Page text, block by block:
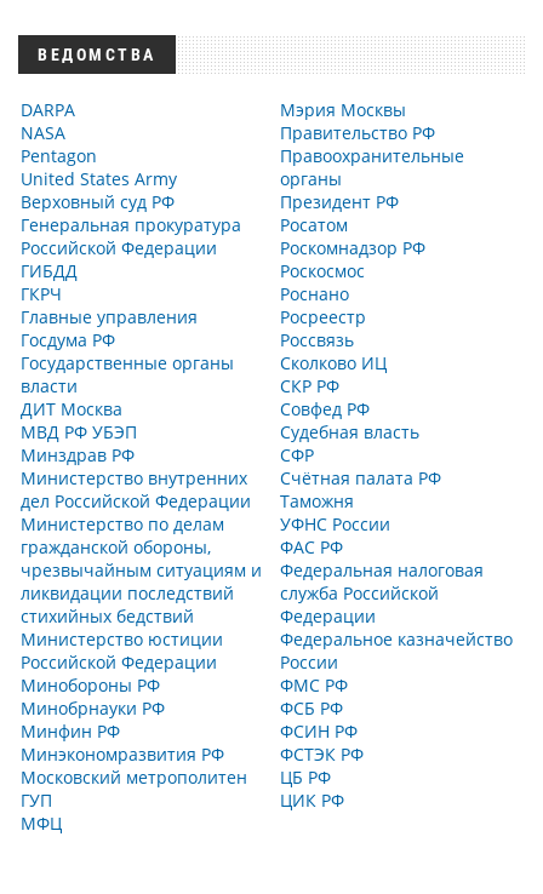
ВЕДОМСТВА
DARPA
NASA
Pentagon
United States Army
Верховный суд РФ
Генеральная прокуратура
Российской Федерации
ГИБДД
ГКРЧ
Главные управления
Госдума РФ
Государственные органы
власти
ДИТ Москва
МВД РФ УБЭП
Минздрав РФ
Министерство внутренних
дел Российской Федерации
Министерство по делам
гражданской обороны,
чрезвычайным ситуациям и
ликвидации последствий
стихийных бедствий
Министерство юстиции
Российской Федерации
Минобороны РФ
Минобрнауки РФ
Минфин РФ
Минэкономразвития РФ
Московский метрополитен
ГУП
МФЦ
Мэрия Москвы
Правительство РФ
Правоохранительные
органы
Президент РФ
Росатом
Роскомнадзор РФ
Роскосмос
Роснано
Росреестр
Россвязь
Сколково ИЦ
СКР РФ
Совфед РФ
Судебная власть
СФР
Счётная палата РФ
Таможня
УФНС России
ФАС РФ
Федеральная налоговая
служба Российской
Федерации
Федеральное казначейство
России
ФМС РФ
ФСБ РФ
ФСИН РФ
ФСТЭК РФ
ЦБ РФ
ЦИК РФ